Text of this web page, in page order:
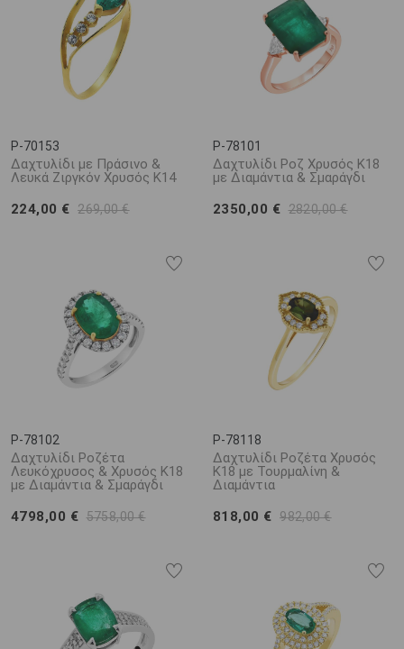
P-70153
Δαχτυλίδι με Πράσινο &
Λευκά Ζιργκόν Χρυσός Κ14
224,00 € 269,00 €
P-78101
Δαχτυλίδι Ροζ Χρυσός Κ18
με Διαμάντια & Σμαράγδι
2350,00 € 2820,00 €
P-78102
Δαχτυλίδι Ροζέτα
Λευκόχρυσος & Χρυσός Κ18
με Διαμάντια & Σμαράγδι
4798,00 € 5758,00 €
P-78118
Δαχτυλίδι Ροζέτα Χρυσός
Κ18 με Τουρμαλίνη &
Διαμάντια
818,00 € 982,00 €